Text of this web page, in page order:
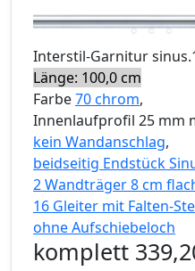
Interstil-Garnitur
Länge: 100,0 cm
Farbe70 chrom,
Innenlaufprofil 25 mm
kein Wandanschlag,
beidseitig Endstück
2 Wandträger 8 cm
16 Gleiter mit Falten-
ohne Aufschiebeloch
komplett